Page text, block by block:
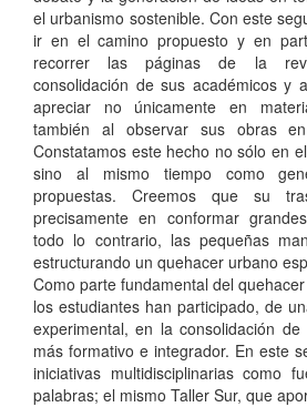
el urbanismo sostenible. Con este
ir en el camino propuesto y en
recorrer las páginas de la
consolidación de sus académicos y
apreciar no únicamente en
también al observar sus obras
Constatamos este hecho no sólo en
sino al mismo tiempo como
propuestas. Creemos que su
precisamente en conformar
todo lo contrario, las pequeñas
estructurando un quehacer urbano
Como parte fundamental del
los estudiantes han participado, de
experimental, en la consolidación
más formativo e integrador. En este
iniciativas multidisciplinarias como
palabras; el mismo Taller Sur, que